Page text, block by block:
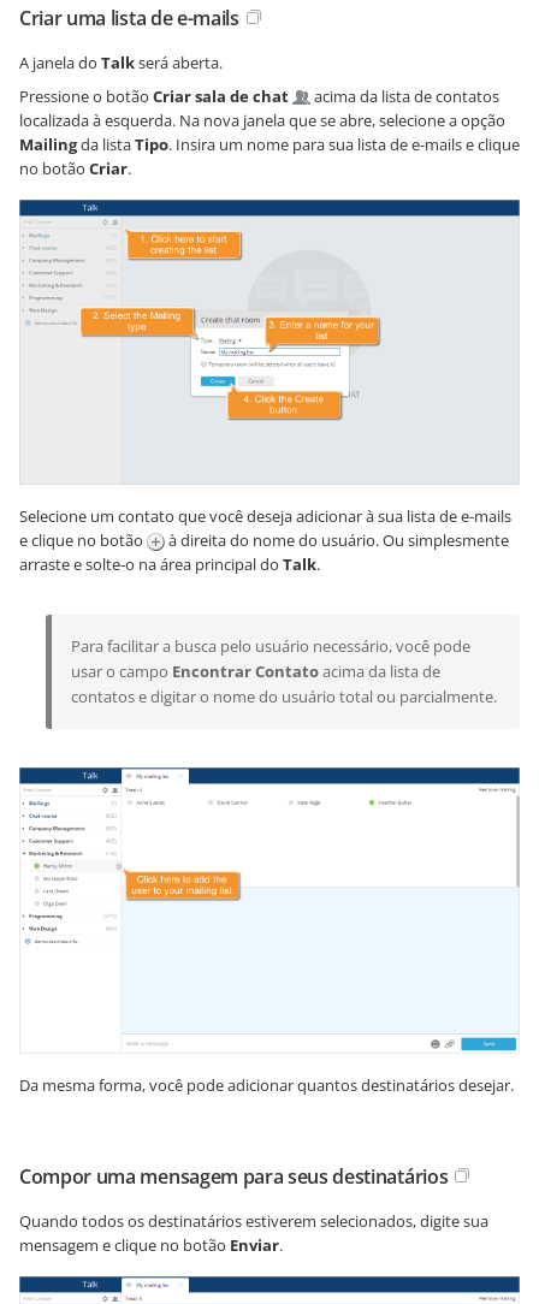
Criar uma lista de e-mails
A janela do Talkserá aberta.
Pressione o botão Criar sala de chat
acima da lista de contatos
localizada à esquerda. Na nova janela que se abre, selecione a opção
Mailingda listaTipo. Insira um nome para sua lista de e-mails e clique
no botão Criar.
Selecione um contato que você deseja adicionar à sua lista de e-mails
e clique no botão
à direita do nome do usuário. Ou simplesmente
arraste e solte-o na área principal do Talk.
Para facilitar a busca pelo usuário necessário, você pode
usar o campo Encontrar Contatoacima da lista de
contatos e digitar o nome do usuário total ou parcialmente.
Da mesma forma, você pode adicionar quantos destinatários desejar.
Compor uma mensagem para seus destinatários
Quando todos os destinatários estiverem selecionados, digite sua
mensagem e clique no botão Enviar.